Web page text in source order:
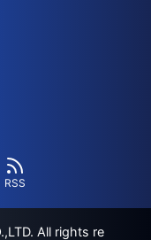
RSS
All rights re